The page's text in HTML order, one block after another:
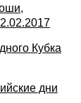
Кубка
дни